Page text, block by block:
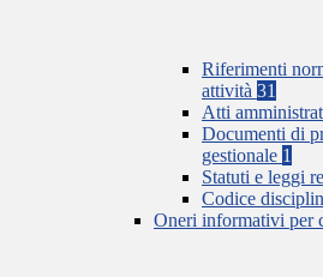
Riferimenti
attività 31
Atti
Documenti di
gestionale 1
Statuti e leggi
Codice
Oneri informativi per